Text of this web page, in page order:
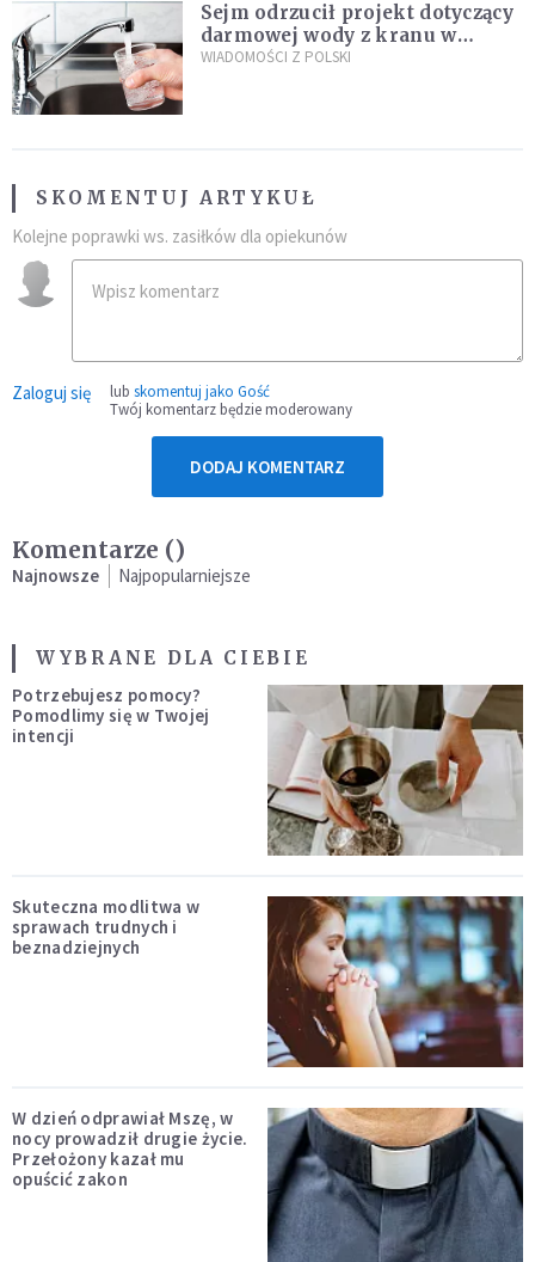
Sejm odrzucił projekt dotyczący
darmowej wody z kranu w
restauracjach
WIADOMOŚCI Z POLSKI
SKOMENTUJ ARTYKUŁ
Kolejne poprawki ws. zasiłków dla opiekunów
Zaloguj się lub skomentuj jako Gość
Twój komentarz będzie moderowany
DODAJ KOMENTARZ
Komentarze ()
Najnowsze Najpopularniejsze
WYBRANE DLA CIEBIE
Potrzebujesz pomocy?
Pomodlimy się w Twojej
intencji
Skuteczna modlitwa w
sprawach trudnych i
beznadziejnych
W dzień odprawiał Mszę, w
nocy prowadził drugie życie.
Przełożony kazał mu
opuścić zakon